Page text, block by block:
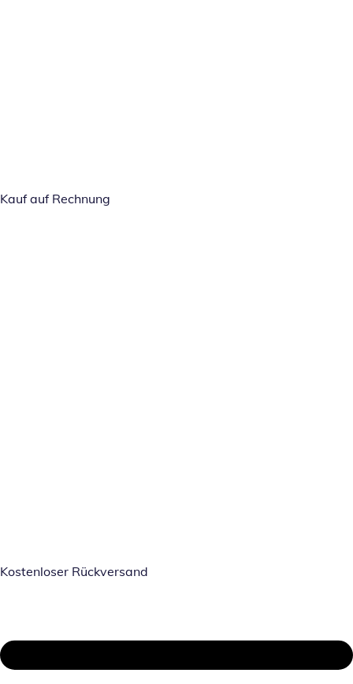
Kauf auf Rechnung
Kostenloser Rückversand